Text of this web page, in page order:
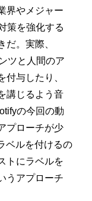
界やメジャー
策を強化する
だ。実際、
ツと人間のア
付与したり、
講じるよう音
の今回の動
プローチが少
ベルを付けるの
トにラベルを
うアプローチ